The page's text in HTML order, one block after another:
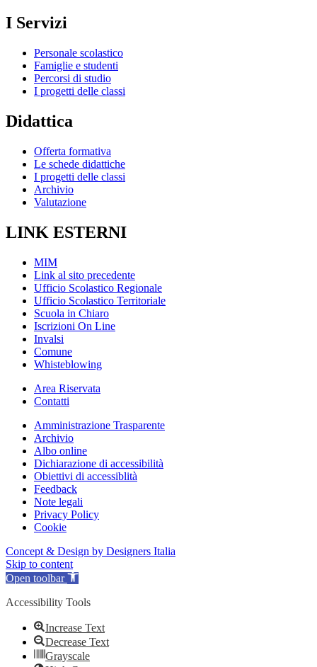
I Servizi
Personale scolastico
Famiglie e studenti
Percorsi di studio
I progetti delle classi
Didattica
Offerta formativa
Le schede didattiche
I progetti delle classi
Archivio
Valutazione
LINK ESTERNI
MIM
Link al sito precedente
Ufficio Scolastico Regionale
Ufficio Scolastico Territoriale
Scuola in Chiaro
Iscrizioni On Line
Invalsi
Comune
Whisteblowing
Area Riservata
Contatti
Amministrazione Trasparente
Archivio
Albo online
Dichiarazione di accessibilità
Obiettivi di accessiblità
Feedback
Note legali
Privacy Policy
Cookie
Concept & Design by Designers Italia
Skip to content
Open toolbar
Accessibility Tools
Increase Text
Decrease Text
Grayscale